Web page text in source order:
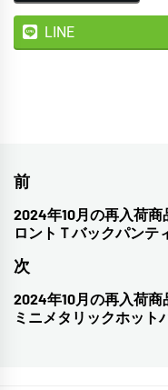
LINE
投
稿
ナ
ビ
ゲ
前
前
の
投
稿:
2024年10月の再入荷
ロントＴバックパンテ
次
次
の
2024年10月の再入荷
ミニメタリックホット